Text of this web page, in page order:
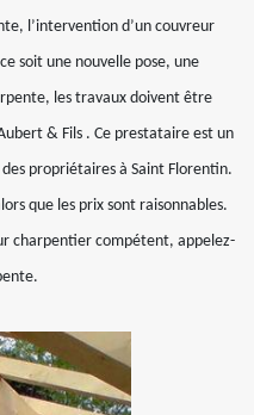
l’intervention d’un couvreur
soit une nouvelle pose, une
les travaux doivent être
& Fils . Ce prestataire est un
propriétaires à Saint Florentin.
que les prix sont raisonnables.
charpentier compétent, appelez-